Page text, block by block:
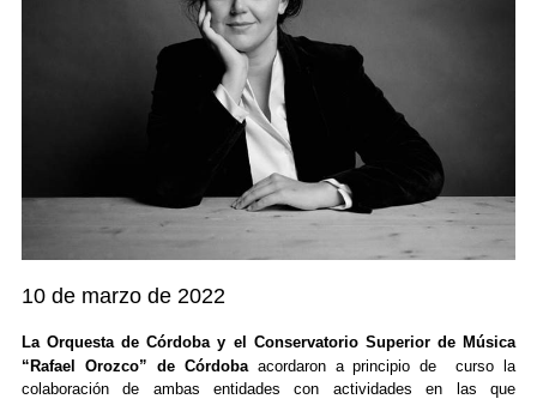
10 de marzo de 2022
La Orquesta de Córdoba y el Conservatorio Superior de Música
“Rafael Orozco” de Córdobaacordaron a principio de curso la
colaboración de ambas entidades con actividades en las que